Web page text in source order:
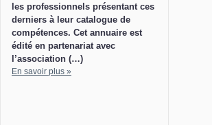
les professionnels présentant ces
derniers à leur catalogue de
compétences. Cet annuaire est
édité en partenariat avec
l’association (…)
En savoir plus »